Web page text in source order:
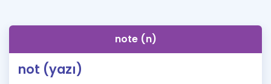
note (n)
not (yazı)